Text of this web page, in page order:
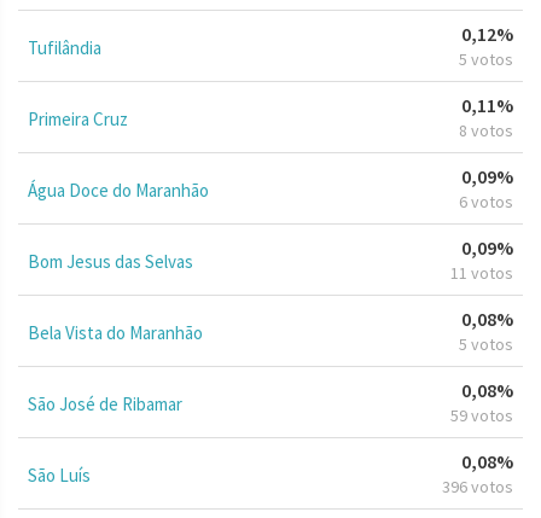
Tufilândia
0,12%
5 votos
Primeira Cruz
0,11%
8 votos
Água Doce do Maranhão
0,09%
6 votos
Bom Jesus das Selvas
0,09%
11 votos
Bela Vista do Maranhão
0,08%
5 votos
São José de Ribamar
0,08%
59 votos
São Luís
0,08%
396 votos